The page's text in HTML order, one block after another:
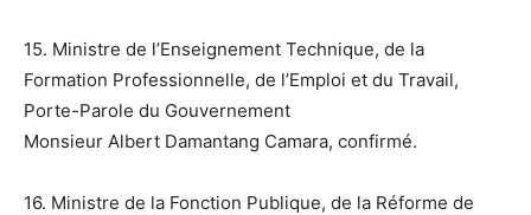
15. Ministre de l’Enseignement Technique, de la
Formation Professionnelle, de l’Emploi et du Travail,
Porte-Parole du Gouvernement
Monsieur Albert Damantang Camara, confirmé.
16. Ministre de la Fonction Publique, de la Réforme de